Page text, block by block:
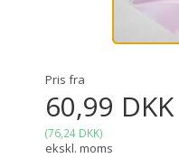
Pris fra
60,99 DKK
(76,24 DKK)
ekskl. moms